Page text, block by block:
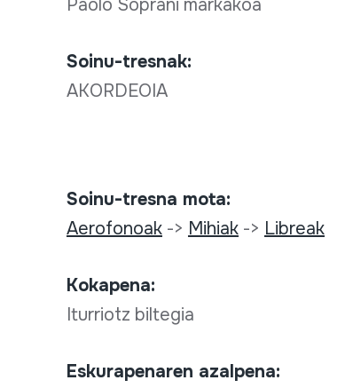
Paolo Soprani markakoa
Soinu-tresnak:
AKORDEOIA
Soinu-tresna mota:
Aerofonoak-> Mihiak-> Libreak
Kokapena:
Iturriotz biltegia
Eskurapenaren azalpena: